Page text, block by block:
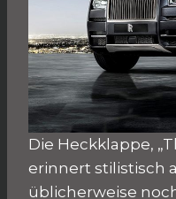
Die Heckklappe,
erinnert stilistisch
üblicherweise